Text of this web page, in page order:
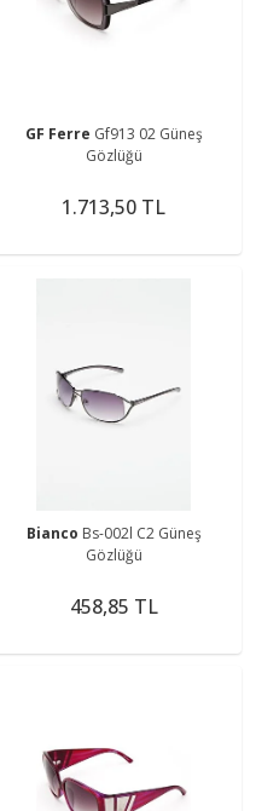
GF Ferre Gf913 02 Güneş
Gözlüğü
1.713,50 TL
Bianco Bs-002l C2 Güneş
Gözlüğü
458,85 TL